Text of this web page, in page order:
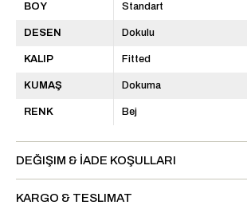
BOY Standart
DESEN Dokulu
KALIP Fitted
KUMAŞ Dokuma
RENK Bej
DEĞIŞIM & İADE KOŞULLARI
KARGO & TESLIMAT